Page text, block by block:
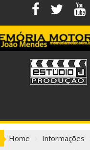
Home
Informações